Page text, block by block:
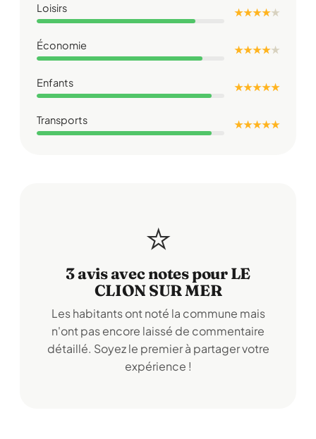
Loisirs ★ ★ ★ ★★
Économie ★ ★ ★ ★★
Enfants ★ ★ ★ ★ ★
Transports ★ ★ ★ ★ ★
⭐
3 avis avec notes pour LE
CLION SUR MER
Les habitants ont noté la commune mais
n'ont pas encore laissé de commentaire
détaillé. Soyez le premier à partager votre
expérience !